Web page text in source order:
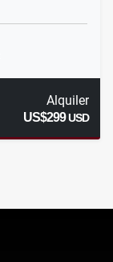
Alquiler
US$299USD